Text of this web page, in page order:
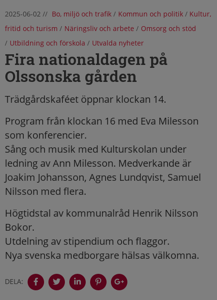
2025-06-02 // Bo, miljö och trafik/ Kommun och politik/ Kultur,
fritid och turism / Näringsliv och arbete / Omsorg och stöd
/ Utbildning och förskola / Utvalda nyheter
Fira nationaldagen på
Olssonska gården
Trädgårdskaféet öppnar klockan 14.
Program från klockan 16 med Eva Milesson
som konferencier.
Sång och musik med Kulturskolan under
ledning av Ann Milesson. Medverkande är
Joakim Johansson, Agnes Lundqvist, Samuel
Nilsson med flera.
Högtidstal av kommunalråd Henrik Nilsson
Bokor.
Utdelning av stipendium och flaggor.
Nya svenska medborgare hälsas välkomna.
DELA: